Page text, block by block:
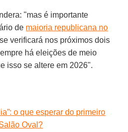
"mas é importante
de maioria republicana no
verificará nos próximos dois
há eleições de meio
isso se altere em 2026".
o que esperar do primeiro
Oval?